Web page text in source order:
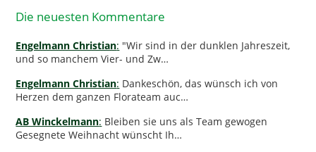
Die neuesten Kommentare
Engelmann Christian: "Wir sind in der dunklen Jahreszeit,
und so manchem Vier- und Zw…
Engelmann Christian: Dankeschön, das wünsch ich von
Herzen dem ganzen Florateam auc…
AB Winckelmann: Bleiben sie uns als Team gewogen
Gesegnete Weihnacht wünscht Ih…